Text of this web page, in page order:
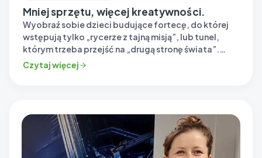
Mniej sprzętu, więcej kreatywności.
Wyobraź sobie dzieci budujące fortecę, do której
wstępują tylko „rycerze z tajną misją”, lub tunel,
którym trzeba przejść na „drugą stronę świata”.…
Czytaj więcej